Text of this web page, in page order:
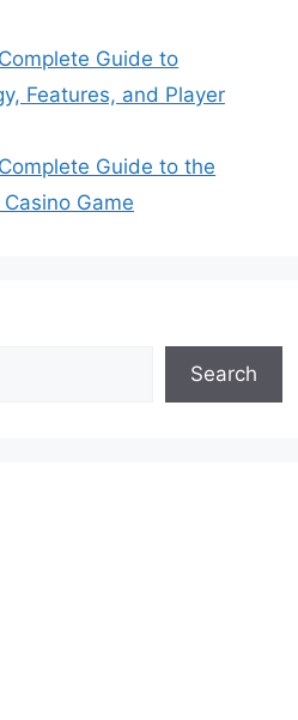
Guide to
Features, and Player
Guide to the
Game
Search